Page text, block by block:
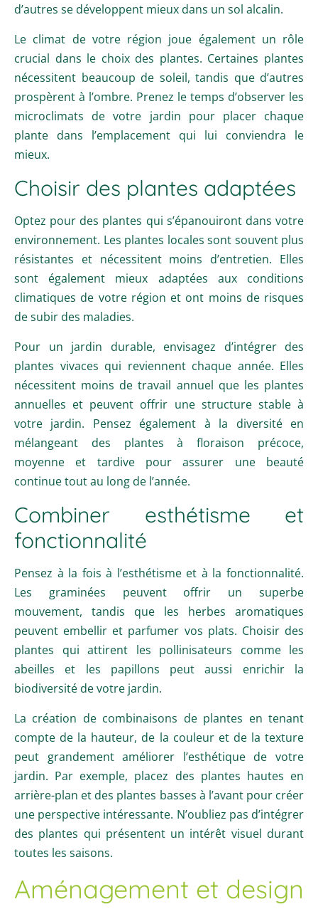
d’autres se développent mieux dans un sol alcalin.
Le climat de votre région joue également un rôle
crucial dans le choix des plantes. Certaines plantes
nécessitent beaucoup de soleil, tandis que d’autres
prospèrent à l’ombre. Prenez le temps d’observer les
microclimats de votre jardin pour placer chaque
plante dans l’emplacement qui lui conviendra le
mieux.
Choisir des plantes adaptées
Optez pour des plantes qui s’épanouiront dans votre
environnement. Les plantes locales sont souvent plus
résistantes et nécessitent moins d’entretien. Elles
sont également mieux adaptées aux conditions
climatiques de votre région et ont moins de risques
de subir des maladies.
Pour un jardin durable, envisagez d’intégrer des
plantes vivaces qui reviennent chaque année. Elles
nécessitent moins de travail annuel que les plantes
annuelles et peuvent offrir une structure stable à
votre jardin. Pensez également à la diversité en
mélangeant des plantes à floraison précoce,
moyenne et tardive pour assurer une beauté
continue tout au long de l’année.
Combiner esthétisme et
fonctionnalité
Pensez à la fois à l’esthétisme et à la fonctionnalité.
Les graminées peuvent offrir un superbe
mouvement, tandis que les herbes aromatiques
peuvent embellir et parfumer vos plats. Choisir des
plantes qui attirent les pollinisateurs comme les
abeilles et les papillons peut aussi enrichir la
biodiversité de votre jardin.
La création de combinaisons de plantes en tenant
compte de la hauteur, de la couleur et de la texture
peut grandement améliorer l’esthétique de votre
jardin. Par exemple, placez des plantes hautes en
arrière-plan et des plantes basses à l’avant pour créer
une perspective intéressante. N’oubliez pas d’intégrer
des plantes qui présentent un intérêt visuel durant
toutes les saisons.
Aménagement et design